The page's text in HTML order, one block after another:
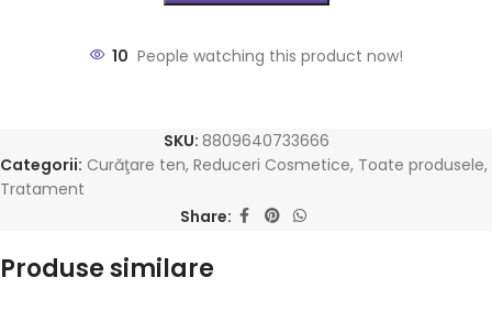
10 People watching this product now!
SKU: 8809640733666
Categorii: Curăţare ten, Reduceri Cosmetice, Toate produsele,
Tratament
Share:
Produse similare